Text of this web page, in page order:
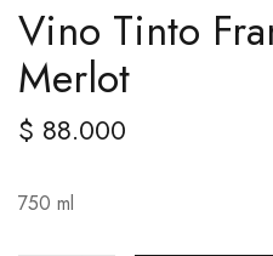
Vino Tinto
Merlot
$ 88.000
750 ml